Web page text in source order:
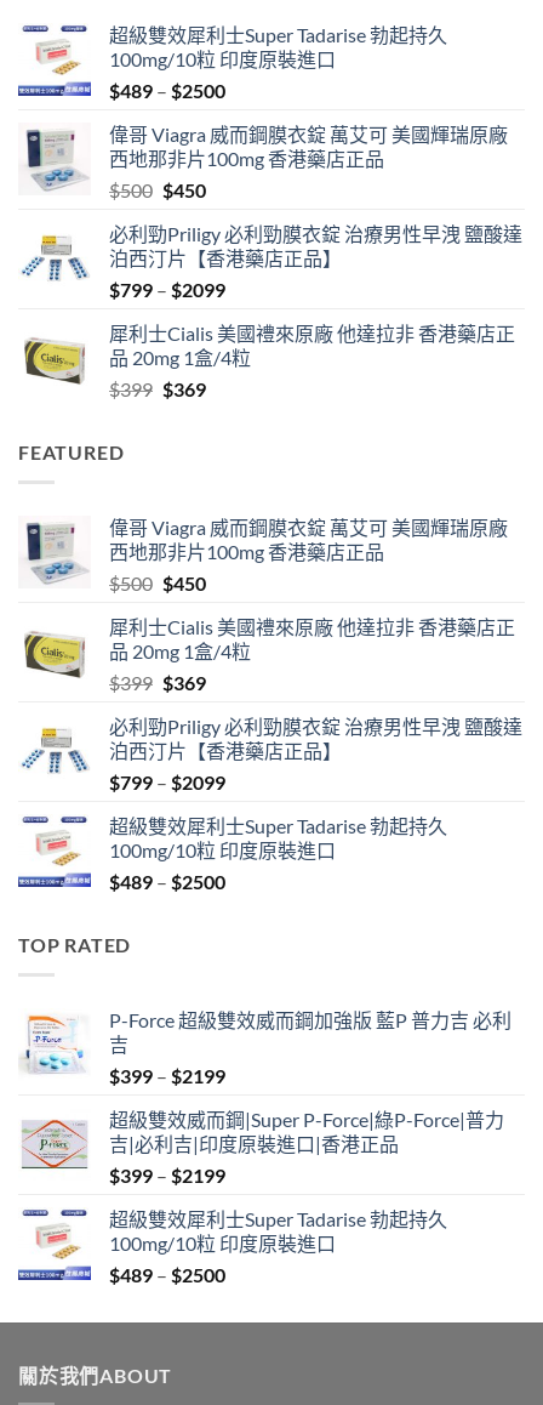
超級雙效犀利士Super Tadarise 勃起持久
100mg/10粒 印度原裝進口
$489 – $2500Price
$489
through
偉哥 Viagra 威而鋼膜衣錠 萬艾可 美國輝瑞原廠
西地那非片100mg 香港藥店正品
$500 Original
was:
$500.
$450Current
is:
$450.
必利勁Priligy 必利勁膜衣錠 治療男性早洩 鹽酸達
泊西汀片【香港藥店正品】
$799 – $2099Price
$799
through
犀利士Cialis 美國禮來原廠 他達拉非 香港藥店正
品 20mg 1盒/4粒
$399 Original
$369Current
FEATURED
偉哥 Viagra 威而鋼膜衣錠 萬艾可 美國輝瑞原廠
西地那非片100mg 香港藥店正品
$500 Original
was:
$500.
$450Current
is:
$450.
犀利士Cialis 美國禮來原廠 他達拉非 香港藥店正
品 20mg 1盒/4粒
$399 Original
was:
$399.
$369Current
is:
$369.
必利勁Priligy 必利勁膜衣錠 治療男性早洩 鹽酸達
泊西汀片【香港藥店正品】
$799 – $2099Price
$799
through
$2099
超級雙效犀利士Super Tadarise 勃起持久
100mg/10粒 印度原裝進口
$489 – $2500Price
TOP RATED
P-Force 超級雙效威而鋼加強版 藍P 普力吉 必利
吉
$399 – $2199Price
$399
through
$2199
超級雙效威而鋼|Super P-Force|綠P-Force|普力
吉|必利吉|印度原裝進口|香港正品
$399 – $2199Price
$399
through
$2199
超級雙效犀利士Super Tadarise 勃起持久
100mg/10粒 印度原裝進口
$489 – $2500Price
$489
關於我們ABOUT